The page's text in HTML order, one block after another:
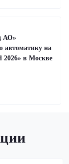
АО»
автоматику на
2026» в Москве